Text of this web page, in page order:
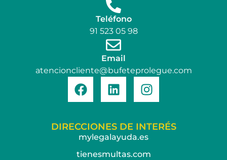
Teléfono
91 523 05 98
Email
atencioncliente@bufeteprolegue.com
DIRECCIONES DE INTERÉS
mylegalayuda.es
tienesmultas.com